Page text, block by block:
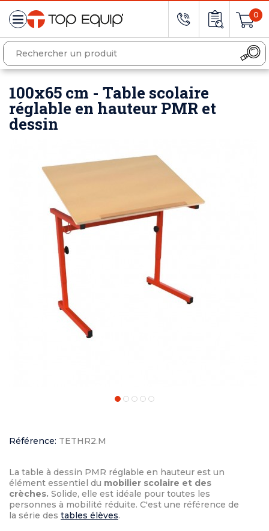
0
100x65 cm - Table scolaire
réglable en hauteur PMR et
dessin
Référence: TETHR2.M
La table à dessin PMR réglable en hauteur est un
élément essentiel du mobilier scolaire et des
crèches. Solide, elle est idéale pour toutes les
personnes à mobilité réduite. C'est une référence de
la série des tables élèves.